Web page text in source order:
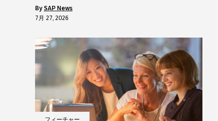
by SAP News
7月 27, 2026
フィーチャー